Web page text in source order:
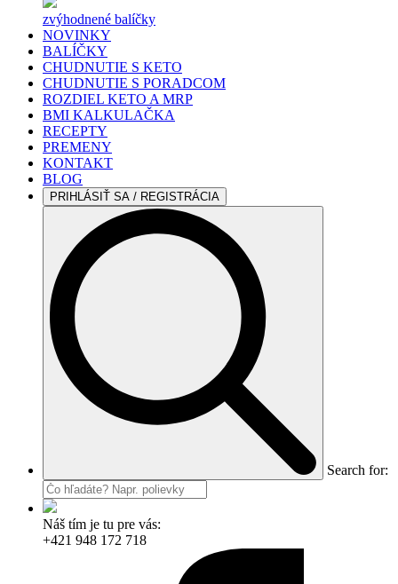
zvýhodnené balíčky
NOVINKY
BALÍČKY
CHUDNUTIE S KETO
CHUDNUTIE S PORADCOM
ROZDIEL KETO A MRP
BMI KALKULAČKA
RECEPTY
PREMENY
KONTAKT
BLOG
PRIHLÁSIŤ SA / REGISTRÁCIA
Search for:
Náš tím je tu pre vás:
+421 948 172 718